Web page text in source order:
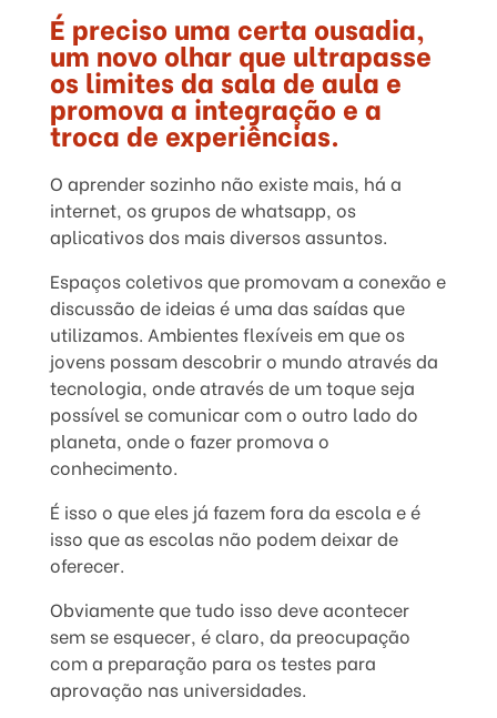
É preciso uma certa ousadia,
um novo olhar que ultrapasse
os limites da sala de aula e
promova a integração e a
troca de experiências.
O aprender sozinho não existe mais, há a
internet, os grupos de whatsapp, os
aplicativos dos mais diversos assuntos.
Espaços coletivos que promovam a conexão e
discussão de ideias é uma das saídas que
utilizamos. Ambientes flexíveis em que os
jovens possam descobrir o mundo através da
tecnologia, onde através de um toque seja
possível se comunicar com o outro lado do
planeta, onde o fazer promova o
conhecimento.
É isso o que eles já fazem fora da escola e é
isso que as escolas não podem deixar de
oferecer.
Obviamente que tudo isso deve acontecer
sem se esquecer, é claro, da preocupação
com a preparação para os testes para
aprovação nas universidades.